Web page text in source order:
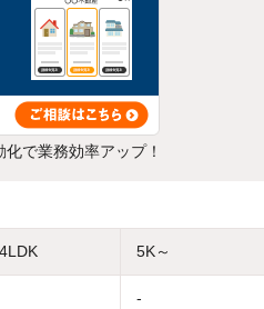
で業務効率アップ！
5K～
-